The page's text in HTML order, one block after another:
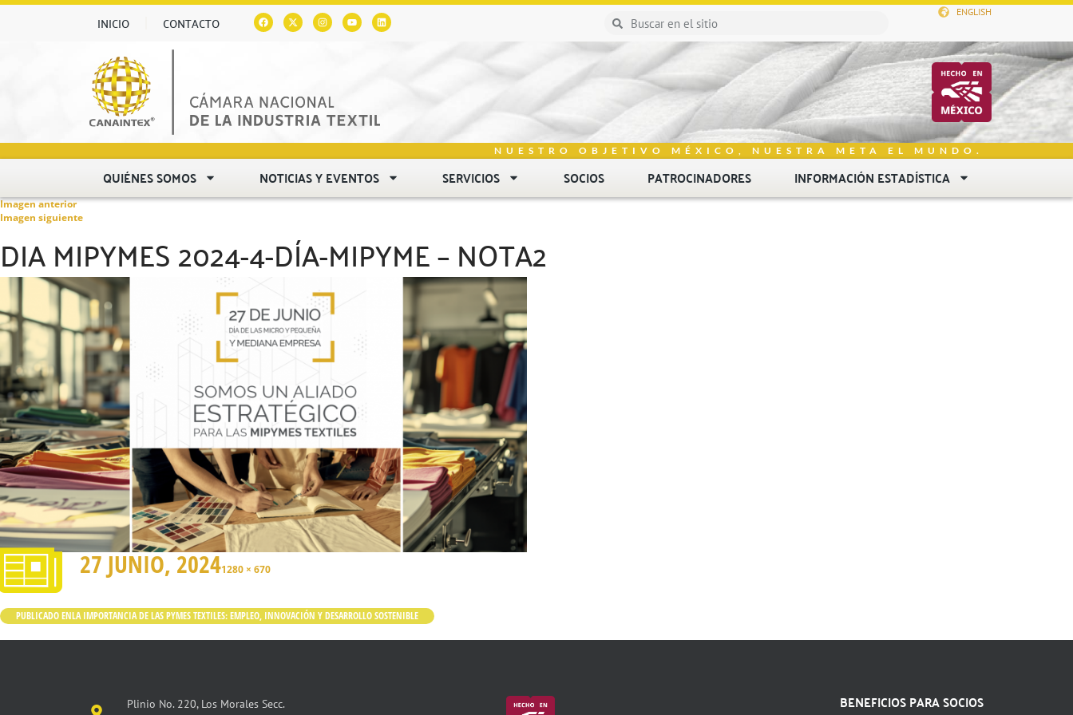
INICIO CONTACTO
ENGLISH
NUESTRO OBJETIVO MÉXICO, NUESTRA META EL MUNDO.
QUIÉNES SOMOS NOTICIAS Y EVENTOS SERVICIOS SOCIOS PATROCINADORES INFORMACIÓN ESTADÍSTICA
Imagen anterior
Imagen siguiente
DIA MIPYMES 2024-4-DÍA-MIPYME – NOTA2
27 JUNIO, 20241280 × 670
PUBLICADO ENLA IMPORTANCIA DE LAS PYMES TEXTILES: EMPLEO, INNOVACIÓN Y DESARROLLO SOSTENIBLE
Plinio No. 220, Los Morales Secc.
BENEFICIOS PARA SOCIOS